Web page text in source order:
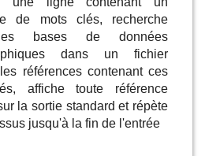
de mots clés, recherche
bases de données
dans un fichier
références contenant ces
affiche toute référence
la sortie standard et répète
jusqu'à la fin de l'entrée